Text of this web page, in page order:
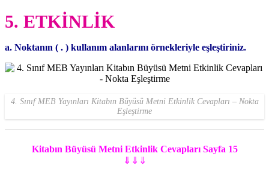
5. ETKİNLİK
a. Noktanın ( . ) kullanım alanlarını örnekleriyle eşleştiriniz.
4. Sınıf MEB Yayınları Kitabın Büyüsü Metni Etkinlik Cevapları – Nokta
Eşleştirme
Kitabın Büyüsü Metni Etkinlik Cevapları Sayfa 15
⇓⇓⇓